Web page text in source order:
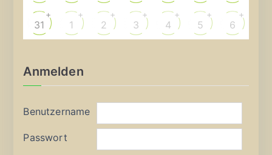
31
+
1
+
2
+
3
+
4
+
5
+
6
+
Anmelden
Benutzername
Passwort